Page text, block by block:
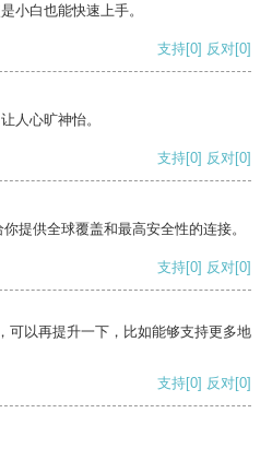
小白也能快速上手。
支持[0] 反对[0]
人心旷神怡。
支持[0] 反对[0]
提供全球覆盖和最高安全性的连接。
支持[0] 反对[0]
可以再提升一下，比如能够支持更多地
支持[0] 反对[0]